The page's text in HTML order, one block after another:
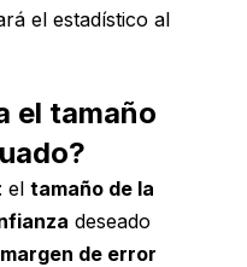
el estadístico al
el tamaño
el tamaño de la
deseado
margen de error